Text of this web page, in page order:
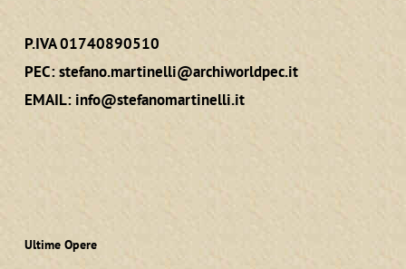
P.IVA 01740890510
PEC:stefano.martinelli@archiworldpec.it
EMAIL: info@stefanomartinelli.it
Ultime Opere